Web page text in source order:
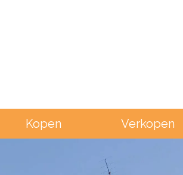
Kopen Verkopen